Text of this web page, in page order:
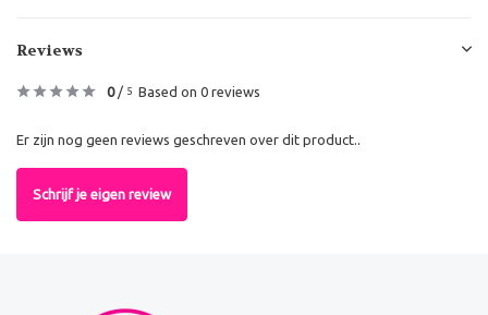
Reviews
0/ 5 Based on 0 reviews
Er zijn nog geen reviews geschreven over dit product..
Schrijf je eigen review